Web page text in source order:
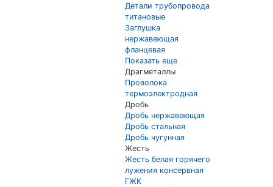
Детали трубопровода
титановые
Заглушка
нержавеющая
фланцевая
Показать еще
Драгметаллы
Проволока
термоэлектродная
Дробь
Дробь нержавеющая
Дробь стальная
Дробь чугунная
Жесть
Жесть белая горячего
лужения консервная
ГЖК